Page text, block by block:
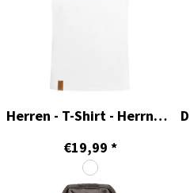
Herren - T-Shirt - Herrnhut - Collection
€19,99 *